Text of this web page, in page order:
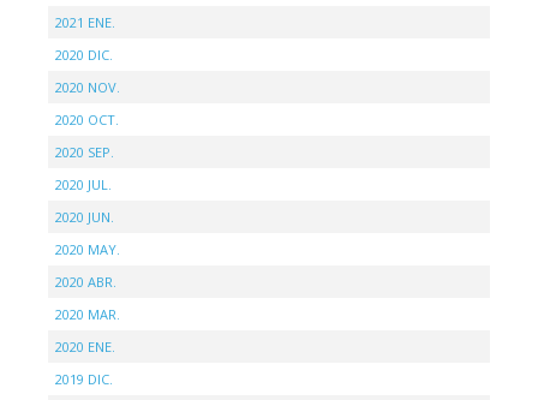
2021 ENE.
2020 DIC.
2020 NOV.
2020 OCT.
2020 SEP.
2020 JUL.
2020 JUN.
2020 MAY.
2020 ABR.
2020 MAR.
2020 ENE.
2019 DIC.